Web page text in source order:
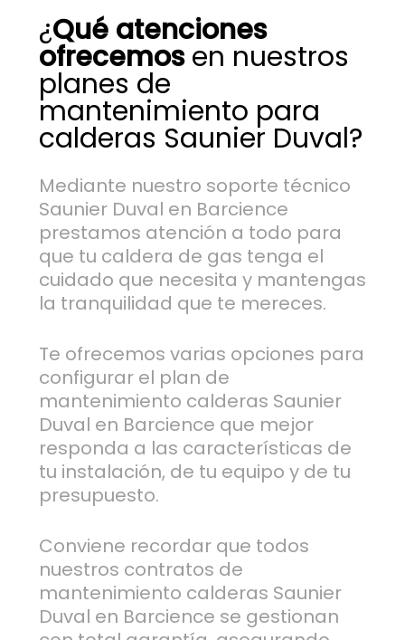
¿Qué atenciones
ofrecemosen nuestros
planes de
mantenimiento para
calderas Saunier Duval?
Mediante nuestro soporte técnico
Saunier Duval en Barcience
prestamos atención a todo para
que tu caldera de gas tenga el
cuidado que necesita y mantengas
la tranquilidad que te mereces.
Te ofrecemos varias opciones para
configurar el plan de
mantenimiento calderas Saunier
Duval en Barcience que mejor
responda a las características de
tu instalación, de tu equipo y de tu
presupuesto.
Conviene recordar que todos
nuestros contratos de
mantenimiento calderas Saunier
Duval en Barcience se gestionan